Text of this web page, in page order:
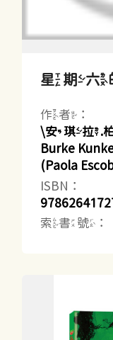
星期六
作者：
\安琪拉.
Burke
(Paola
ISBN：
索書號：